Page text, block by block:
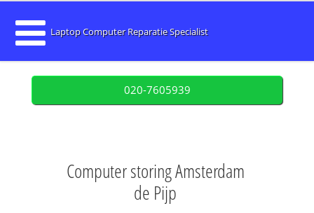
Laptop Computer Reparatie Specialist
020-7605939
Computer storing Amsterdam
de Pijp